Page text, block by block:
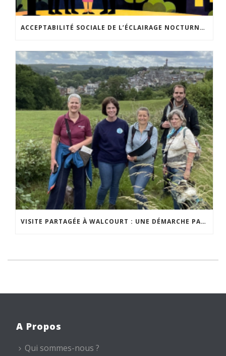
ACCEPTABILITÉ SOCIALE DE L’ÉCLAIRAGE NOCTURNE : LE REPLAY EST DISPONIBLE
VISITE PARTAGÉE À WALCOURT : UNE DÉMARCHE PARTICIPATIVE ANIMÉE PAR ESPACE ENVIRONNEMENT
A Propos
Qui sommes-nous ?